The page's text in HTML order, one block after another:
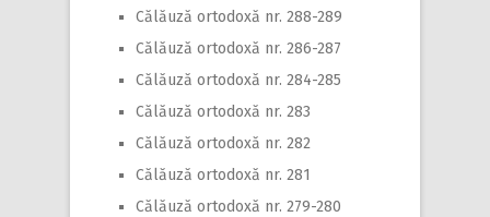
Călăuză ortodoxă nr. 288-289
Călăuză ortodoxă nr. 286-287
Călăuză ortodoxă nr. 284-285
Călăuză ortodoxă nr. 283
Călăuză ortodoxă nr. 282
Călăuză ortodoxă nr. 281
Călăuză ortodoxă nr. 279-280